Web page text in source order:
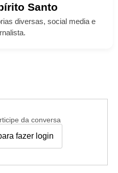
Santo
diversas, social media e
da conversa
fazer login